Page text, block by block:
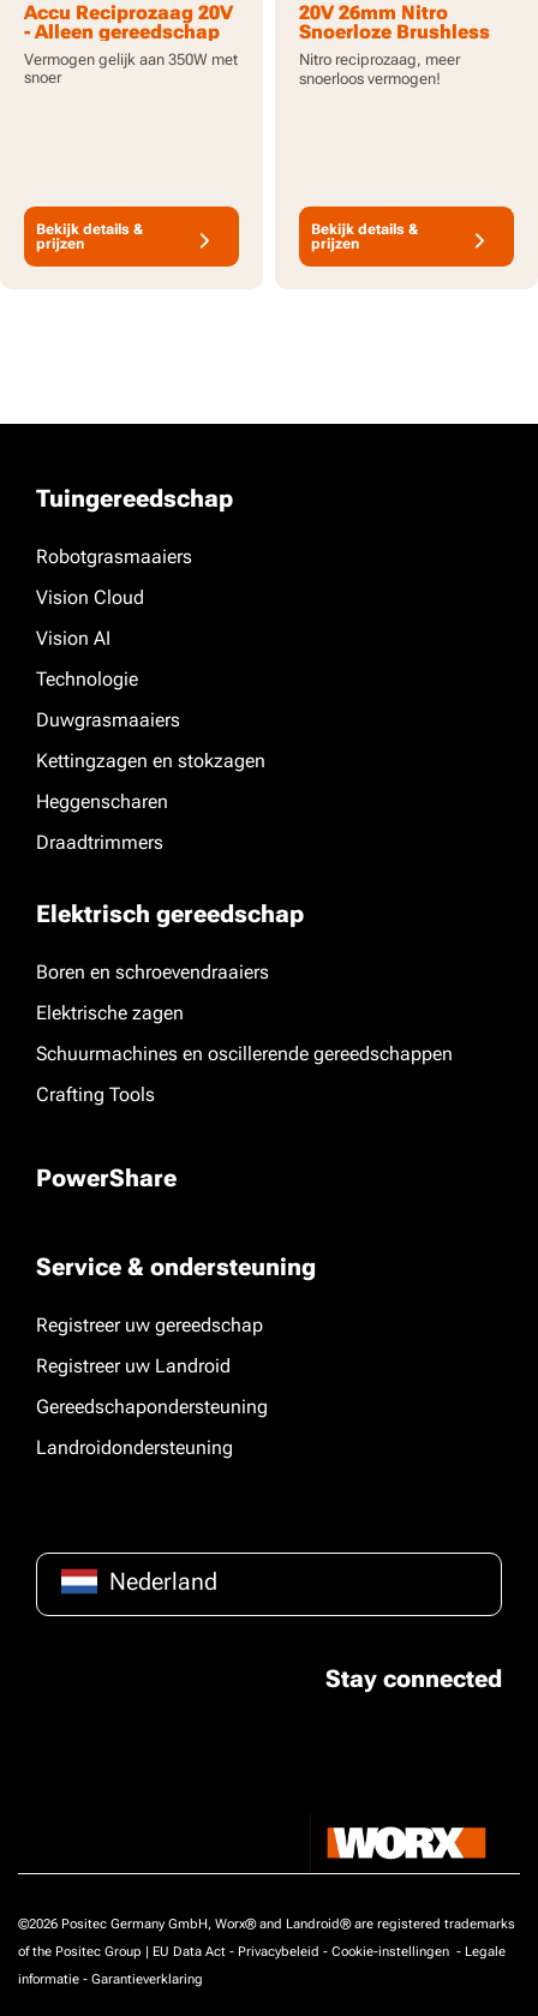
Accu Reciprozaag 20V
- Alleen gereedschap
Vermogen gelijk aan 350W met
snoer
Bekijk details &
prijzen
20V 26mm Nitro
Snoerloze Brushless
Reciprozaag - Alleen
gereedschap
Nitro reciprozaag, meer
snoerloos vermogen!
Bekijk details &
prijzen
Tuingereedschap
Robotgrasmaaiers
Vision Cloud
Vision AI
Technologie
Duwgrasmaaiers
Kettingzagen en stokzagen
Heggenscharen
Draadtrimmers
Elektrisch gereedschap
Boren en schroevendraaiers
Elektrische zagen
Schuurmachines en oscillerende gereedschappen
Crafting Tools
PowerShare
Service & ondersteuning
Registreer uw gereedschap
Registreer uw Landroid
Gereedschapondersteuning
Landroidondersteuning
Nederland
Stay connected
©2026 Positec Germany GmbH, Worx® and Landroid® are registered trademarks
of the Positec Group | EU Data Act - Privacybeleid - Cookie-instellingen - Legale
informatie - Garantieverklaring